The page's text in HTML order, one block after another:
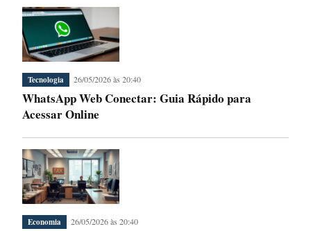
Tecnologia 26/05/2026 às 20:40
WhatsApp Web Conectar: Guia Rápido para
Acessar Online
Economia 26/05/2026 às 20:40